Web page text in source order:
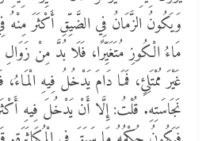
وَيَكُونُ الزَّمَانُ فِي الضَّيِّقِ أَكْثَرَ
مَاءُ الْكُوزِ مُتَغَيِّرًا، فَلَا بُدَّ مِنْ
غَيْرَ مُمْتَلِئٍ، فَمَا دَامَ يَدْخُلُ فِيهِ
نَجَاسَتِهِ. قُلْتُ: إِلَّا أَنْ يَدْخُلَ فِيهِ